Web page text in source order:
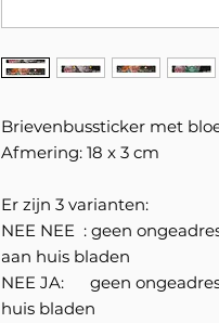
Brievenbussticker met
Afmering: 18 x 3 cm
Er zijn 3 varianten:
NEE NEE : geen
aan huis bladen
NEE JA: geen
huis bladen